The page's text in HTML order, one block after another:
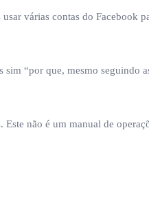
várias contas do Facebook
“por que, mesmo seguindo
não é um manual de